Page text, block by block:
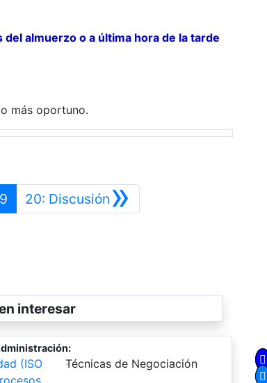
almuerzo o a última hora de la tarde
más oportuno.
»
20: Discusión Siguiente
interesar
(ISO
-
Técnicas de Negociación